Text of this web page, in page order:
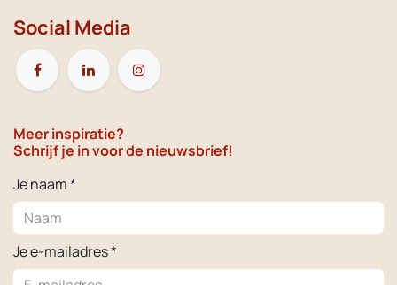
Social Media
Meer inspiratie?
Schrijf je in voor de nieuwsbrief!
Je naam *
Je e-mailadres *